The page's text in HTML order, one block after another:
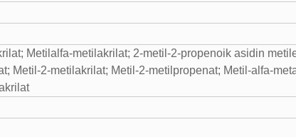
Metilalfa-metilakrilat; 2-metil-2-propenoik asidin
Metil-2-metilakrilat; Metil-2-metilpropenat; Metil-alfa-